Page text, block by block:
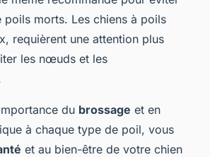
poils morts. Les chiens à poils
requièrent une attention plus
les nœuds et les
du brossage et en
à chaque type de poil, vous
et au bien-être de votre chien